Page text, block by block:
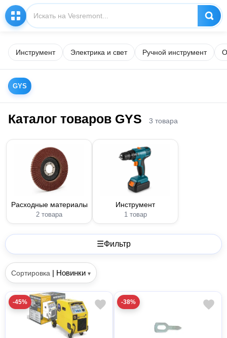
Инструмент Электрика и свет Ручной инструмент
GYS
Каталог товаров GYS 3 товара
Расходные материалы
2 товара
Инструмент
1 товар
☰Фильтр
Сортировка | Новинки ▾
-45% -38%